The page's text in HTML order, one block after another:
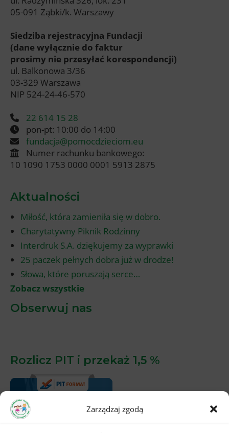
Zarządzaj zgodą
05-091 Ząbki/k. Warszawy
Siedziba rejestracyjna Fundacji
(dane wyłącznie do faktur
prosimy nie przesyłać korespondencji)
ul. Balkonowa 3/36
03-329 Warszawa
NIP 524-24-46-570
22 614 15 28
pon-pt: 10:00 do 14:00
fundacja@pomocdzieciom.eu
Numer rachunku bankowego:
10 1090 1753 0000 0001 5913 2875
Aktualności
Miłość, która zamieniła się w dobro.
Charytatywny Piknik Rodzinny
Interdruk S.A. dziękujemy za wyprawki
25 paczek pełnych dobra już w drodze!
Słowa, które poruszają serce…
Zobacz wszystkie
Obserwuj nas
Rozlicz PIT i przekaż 1,5 %